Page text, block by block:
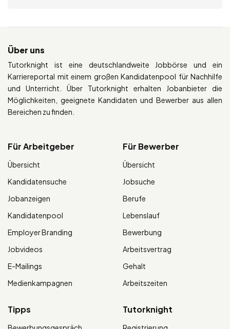
Über uns
Tutorknight ist eine deutschlandweite Jobbörse und ein
Karriereportal mit einem großen Kandidatenpool für Nachhilfe
und Unterricht. Über Tutorknight erhalten Jobanbieter die
Möglichkeiten, geeignete Kandidaten und Bewerber aus allen
Bereichen zu finden.
Für Arbeitgeber
Übersicht
Kandidatensuche
Jobanzeigen
Kandidatenpool
Employer Branding
Jobvideos
E-Mailings
Medienkampagnen
Für Bewerber
Übersicht
Jobsuche
Berufe
Lebenslauf
Bewerbung
Arbeitsvertrag
Gehalt
Arbeitszeiten
Tipps Tutorknight